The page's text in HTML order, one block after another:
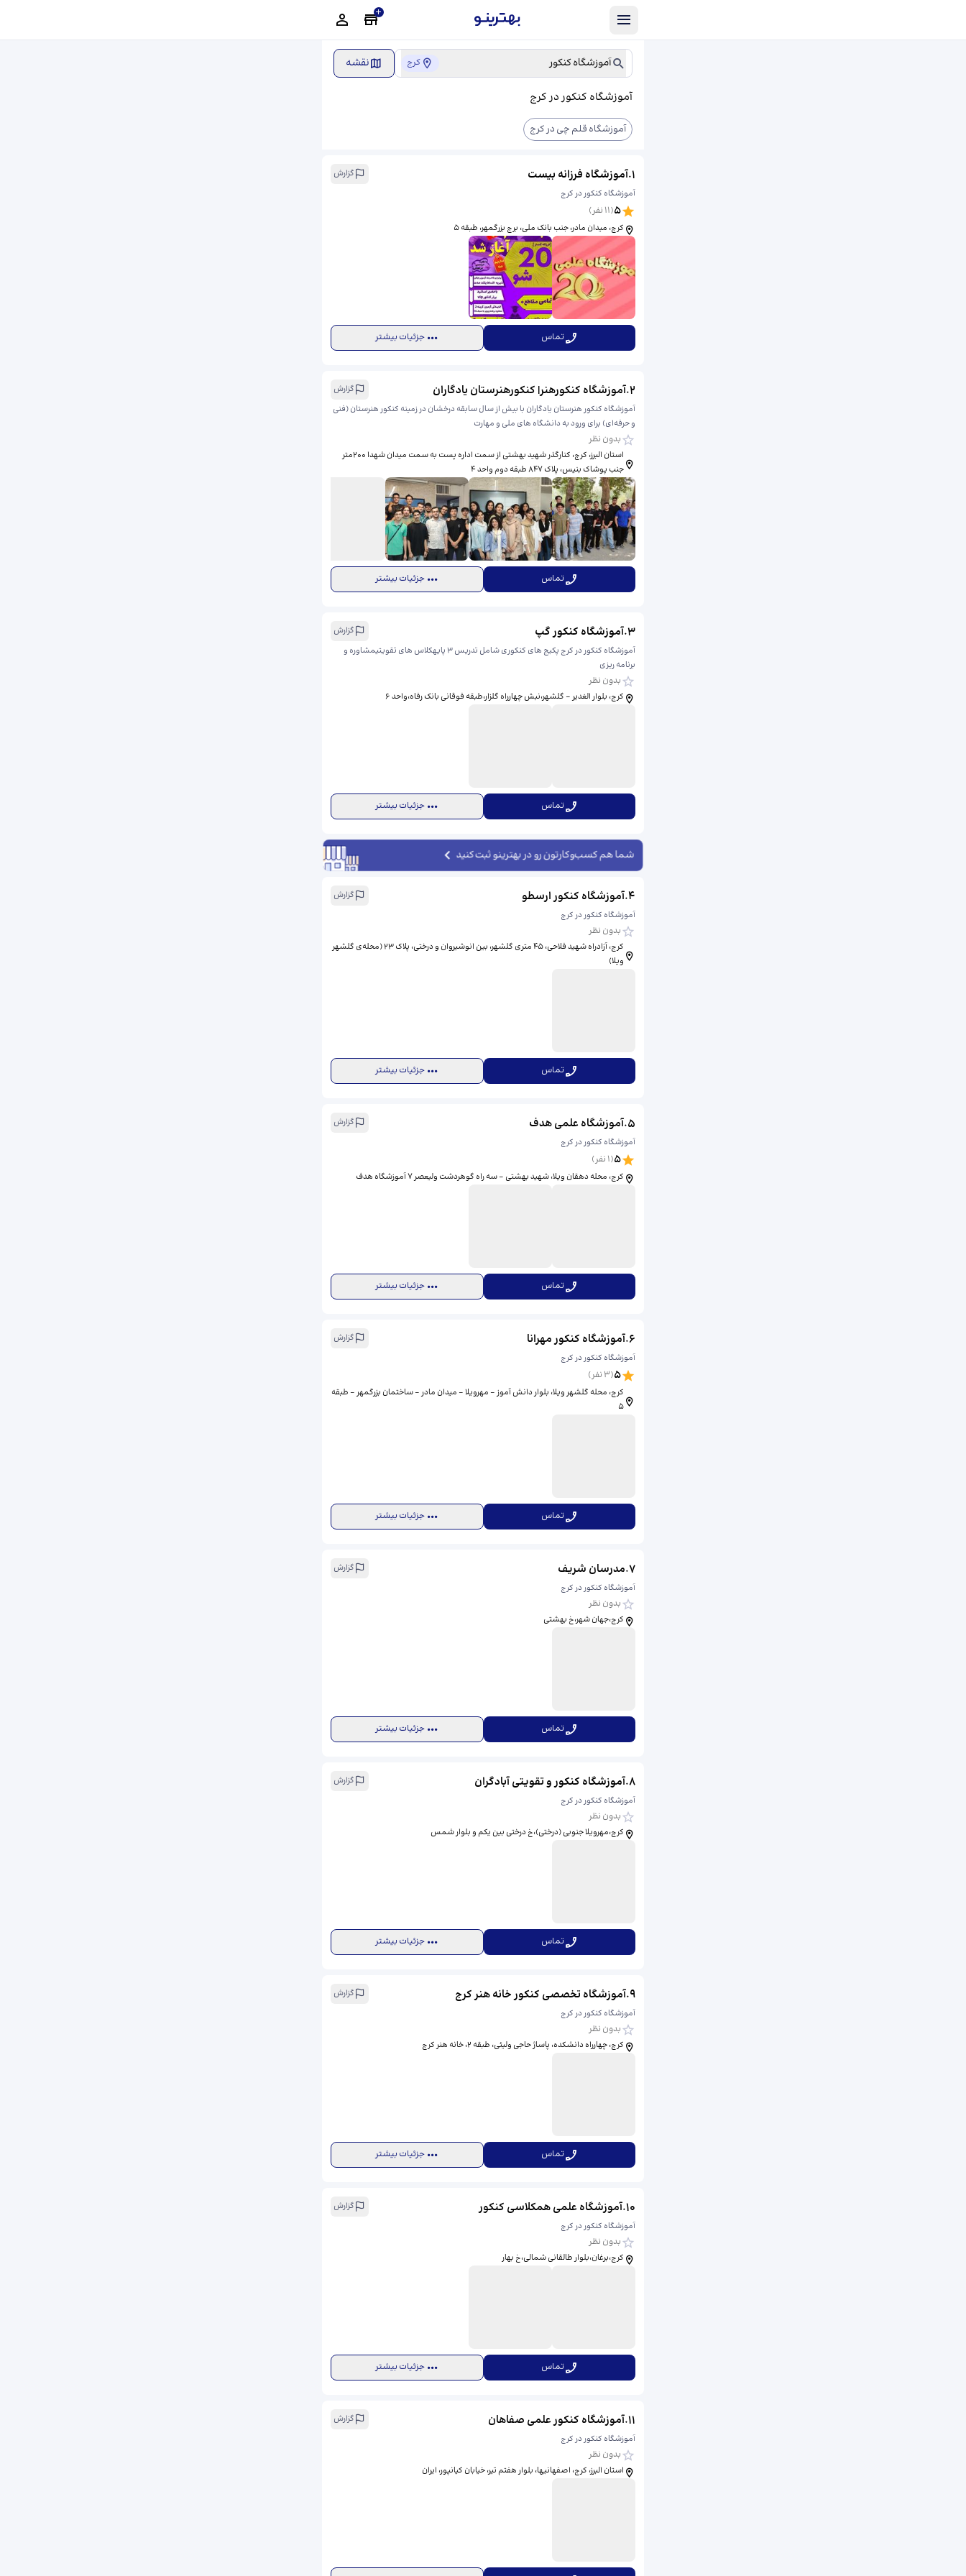
آموزشگاه کنکور کرج نقشه
آموزشگاه کنکور در کرج
آموزشگاه قلم چی در کرج
1
.آموزشگاه فرزانه بیست
گزارش
آموزشگاه کنکور در کرج
5
(
11 نفر)
کرج، میدان مادر، جنب بانک ملی، برج بزرگمهر، طبقه ۵
تماس جزئیات بیشتر
2
.آموزشگاه کنکورهنر| کنکورهنرستان یادگاران
گزارش
آموزشگاه کنکور هنرستان یادگاران با بیش از سال سابقه درخشان در زمینه کنکور هنرستان (فنی
و حرفه‌ای) برای ورود به دانشگاه های ملی و مهارت
بدون نظر
استان البرز، کرج، کنارگذر شهید بهشتی از سمت اداره پست به سمت میدان شهدا ۲۰۰متر
جنب پوشاک بنیس، ​پلاک ۸۴۷ طبقه دوم واحد ۴
تماس جزئیات بیشتر
3
.آموزشگاه کنکور گپ
گزارش
آموزشگاه کنکور در کرج پکیج های کنکوری شامل تدریس ۳ پایهکلاس های تقویتیمشاوره و
برنامه ریزی
بدون نظر
کرج، بلوار الغدیر - گلشهر،نبش چهارراه گلزار،طبقه فوقانی بانک رفاه،واحد 6
تماس جزئیات بیشتر
شما هم کسب‌وکارتون رو در بهترینو ثبت کنید
4
.آموزشگاه کنکور ارسطو
گزارش
آموزشگاه کنکور در کرج
بدون نظر
کرج، آزادراه شهید فلاحی، 45 متری گلشهر، بین انوشیروان و درختی، پلاک 23 (محله‌ی گلشهر
ویلا)
تماس جزئیات بیشتر
5
.آموزشگاه علمی هدف
گزارش
آموزشگاه کنکور در کرج
5
(
1 نفر)
کرج، محله دهقان ویلا، شهید بهشتی - سه راه گوهردشت ولیعصر 7 آموزشگاه هدف
تماس جزئیات بیشتر
6
.آموزشگاه کنکور مهرانا
گزارش
آموزشگاه کنکور در کرج
5
(
3 نفر)
کرج، محله گلشهر ویلا، بلوار دانش آموز - مهرویلا - میدان مادر - ساختمان بزرگمهر - طبقه
۵
تماس جزئیات بیشتر
7
.مدرسان شریف
گزارش
آموزشگاه کنکور در کرج
بدون نظر
کرج،جهان شهر،خ بهشتی
تماس جزئیات بیشتر
8
.آموزشگاه کنکور و تقویتی آبادگران
گزارش
آموزشگاه کنکور در کرج
بدون نظر
کرج،مهرویلا جنوبی (درختی)،خ درختی بین یکم و بلوار شمس
تماس جزئیات بیشتر
9
.آموزشگاه تخصصی کنکور خانه هنر کرج
گزارش
آموزشگاه کنکور در کرج
بدون نظر
کرج، چهارراه دانشکده، پاساژ حاجی ولیئی، طبقه ۲، خانه هنر کرج
تماس جزئیات بیشتر
10
.آموزشگاه علمی همکلاسی کنکور
گزارش
آموزشگاه کنکور در کرج
بدون نظر
کرج،برغان،بلوار طالقانی شمالی،خ بهار
تماس جزئیات بیشتر
11
.آموزشگاه کنکور علمی صفاهان
گزارش
آموزشگاه کنکور در کرج
بدون نظر
استان البرز، کرج، اصفهانيها، بلوار هفتم تیر، خیابان کیانپور، ایران